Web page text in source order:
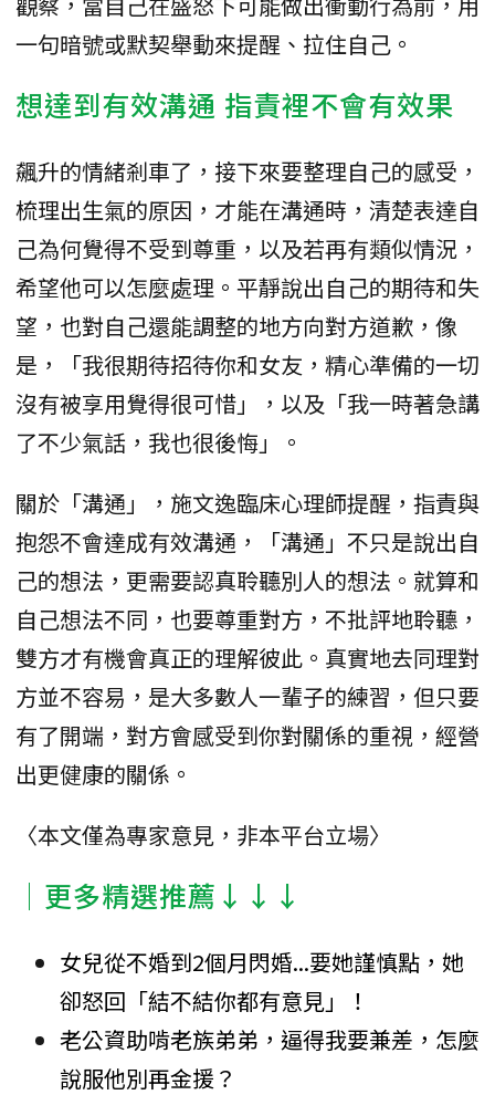
一句暗號或默契舉動來提醒、拉住自己。
想達到有效溝通 指責裡不會有效果
飆升的情緒剎車了，接下來要整理自己的感受，
梳理出生氣的原因，才能在溝通時，清楚表達自
己為何覺得不受到尊重，以及若再有類似情況，
希望他可以怎麼處理。平靜說出自己的期待和失
望，也對自己還能調整的地方向對方道歉，像
是，「我很期待招待你和女友，精心準備的一切
沒有被享用覺得很可惜」，以及「我一時著急講
了不少氣話，我也很後悔」。
關於「溝通」，施文逸臨床心理師提醒，指責與
抱怨不會達成有效溝通，「溝通」不只是說出自
己的想法，更需要認真聆聽別人的想法。就算和
自己想法不同，也要尊重對方，不批評地聆聽，
雙方才有機會真正的理解彼此。真實地去同理對
方並不容易，是大多數人一輩子的練習，但只要
有了開端，對方會感受到你對關係的重視，經營
出更健康的關係。
〈本文僅為專家意見，非本平台立場〉
│更多精選推薦↓↓↓
女兒從不婚到2個月閃婚...要她謹慎點，她
卻怒回「結不結你都有意見」！
老公資助啃老族弟弟，逼得我要兼差，怎麼
說服他別再金援？